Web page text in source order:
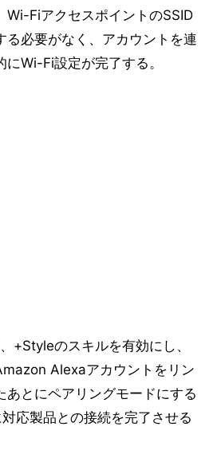
Wi-FiアクセスポイントのSSID
る必要がなく、アカウントを連
Wi-Fi設定が完了する。
+Styleのスキルを有効にし、
Alexaアカウントをリン
あとにペアリングモードにする
応製品との接続を完了させる